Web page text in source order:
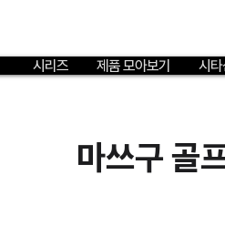
시리즈 제품 모아보기 시
마쓰구 골